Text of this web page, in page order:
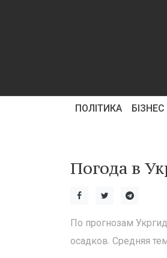
ПОЛІТИКА БІЗНЕС
Погода в
По прогнозам
осадков. Средняя